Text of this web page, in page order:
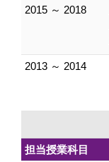
2015 ～ 2018
2013 ～ 2014
担当授業科目